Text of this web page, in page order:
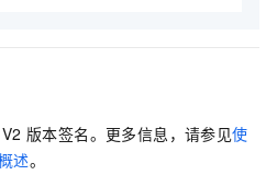
V2 版本签名。更多信息，请参见使
述。